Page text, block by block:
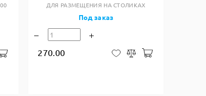
В корзину
ДЛЯ РАЗМЕЩЕНИЯ НА СТОЛИКАХ
Под заказ
270.00 В закладки
Сравнить